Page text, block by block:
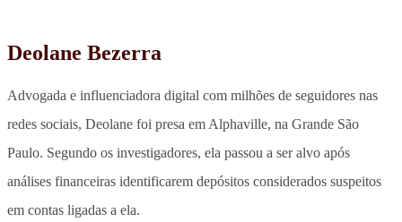
Deolane Bezerra
Advogada e influenciadora digital com milhões de seguidores nas
redes sociais, Deolane foi presa em Alphaville, na Grande São
Paulo. Segundo os investigadores, ela passou a ser alvo após
análises financeiras identificarem depósitos considerados suspeitos
em contas ligadas a ela.